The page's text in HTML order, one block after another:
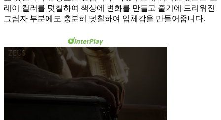
레이 컬러를 덧칠하여 색상에 변화를 만들고 줄기에 드리워진
그림자 부분에도 충분히 덧칠하여 입체감을 만들어줍니다.